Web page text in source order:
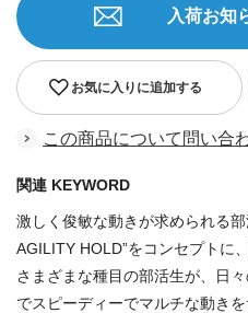
お気に入りに追加する
入荷お知
この商品について問い合
関連 KEYWORD
激しく俊敏な動きが求められる
AGILITY HOLD”をコンセプトに
さまざまな種目の部活生が、日
でスピーディーでマルチな動き